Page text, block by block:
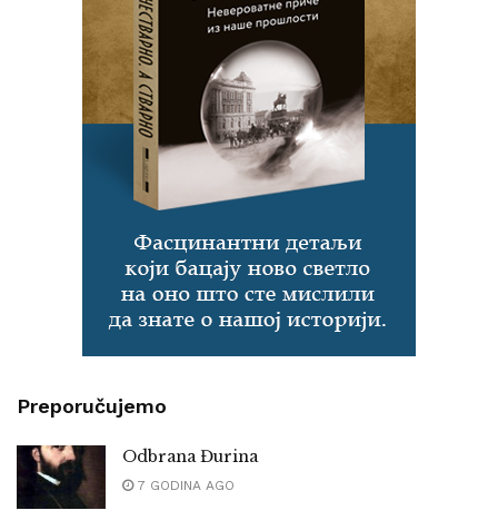
Preporučujemo
Odbrana Đurina
7 GODINA AGO